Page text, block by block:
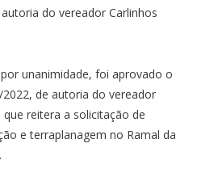
do vereador Carlinhos
unanimidade, foi aprovado o
de autoria do vereador
que reitera a solicitação de
e terraplanagem no Ramal da